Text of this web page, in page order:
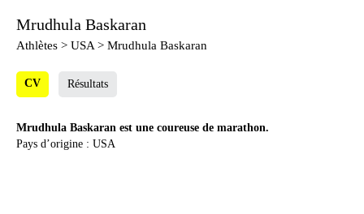
Mrudhula Baskaran
Athlètes > USA > Mrudhula Baskaran
CV Résultats
Mrudhula Baskaran est une coureuse de marathon.
Pays d’origine : USA